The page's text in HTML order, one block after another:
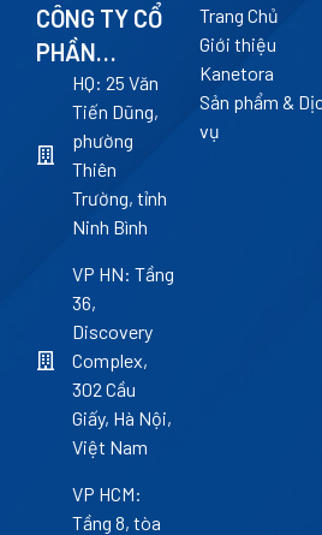
CÔNG TY CỔ
PHẦN
KANETORA
HQ: 25 Văn
Tiến Dũng,
phường
Thiên
Trường, tỉnh
Ninh Bình
VP HN: Tầng
36,
Discovery
Complex,
302 Cầu
Giấy, Hà Nội,
Việt Nam
VP HCM:
Tầng 8, tòa
Trang Chủ
Giới thiệu
Kanetora
Sản phẩm &
vụ